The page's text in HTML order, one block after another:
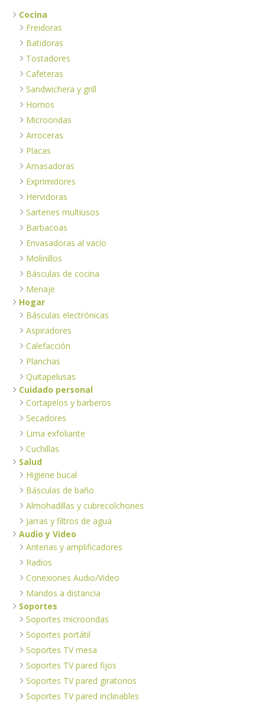
Cocina
Freidoras
Batidoras
Tostadores
Cafeteras
Sandwichera y grill
Hornos
Microondas
Arroceras
Placas
Amasadoras
Exprimidores
Hervidoras
Sartenes multiusos
Barbacoas
Envasadoras al vacío
Molinillos
Básculas de cocina
Menaje
Hogar
Básculas electrónicas
Aspiradores
Calefacción
Planchas
Quitapelusas
Cuidado personal
Cortapelos y barberos
Secadores
Lima exfoliante
Cuchillas
Salud
Higiene bucal
Básculas de baño
Almohadillas y cubrecolchones
Jarras y filtros de agua
Audio y Video
Antenas y amplificadores
Radios
Conexiones Audio/Video
Mandos a distancia
Soportes
Soportes microondas
Soportes portátil
Soportes TV mesa
Soportes TV pared fijos
Soportes TV pared giratorios
Soportes TV pared inclinables